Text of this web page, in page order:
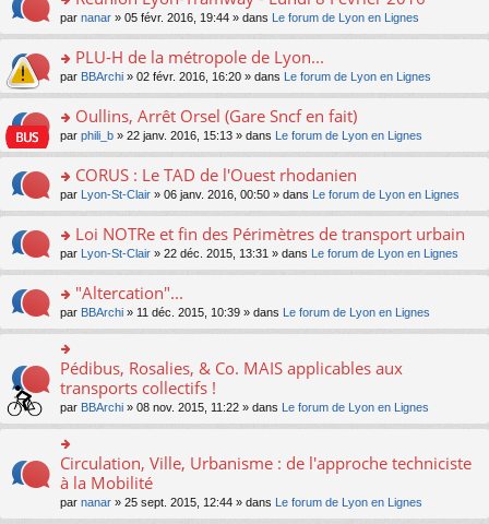
e
pl
u
s
ré
e
lu
le
pl
u
s
c
e
nt
a
e
n
o
lu
le
pl
u
s
e
nt
m
e
s
a
g
e
n
lu
le
pl
u
ré
c
e
nt
o
n
ult
er
le
m
e
a
g
e
n
n
le
pl
u
s
ré
c
e
nt
par nanar » 05 févr. 2016, 19:44 » dans Le forum de Lyon en Lignes
o
n
ult
er
le
m
e
a
g
e
n
n
le
pl
u
s
c
nt
PLU-H de la métropole de Lyon...
par BBArchi » 02 févr. 2016, 16:20 » dans Le forum de Lyon en Lignes
o
n
ult
er
le
m
e
a
g
e
n
o
n
lu
le
pl
u
s
ré
e
Oullins, Arrêt Orsel (Gare Sncf en fait)
par phili_b » 22 janv. 2016, 15:13 » dans Le forum de Lyon en Lignes
o
n
ult
er
le
m
e
s
g
e
n
o
n
lu
le
pl
u
CORUS : Le TAD de l'Ouest rhodanien
par Lyon-St-Clair » 06 janv. 2016, 00:50 » dans Le forum de Lyon en Lignes
o
n
ult
er
le
m
e
s
a
e
n
o
n
Loi NOTRe et fin des Périmètres de transport urbain
par Lyon-St-Clair » 22 déc. 2015, 13:31 » dans Le forum de Lyon en Lignes
o
n
s
ult
er
le
m
e
s
s
a
g
e
"Altercation"...
par BBArchi » 11 déc. 2015, 10:39 » dans Le forum de Lyon en Lignes
o
n
ult
er
le
m
e
s
Pédibus, Rosalies, & Co. MAIS applicables aux
transports collectifs !
par BBArchi » 08 nov. 2015, 11:22 » dans Le forum de Lyon en Lignes
o
n
ult
Circulation, Ville, Urbanisme : de l'approche techniciste
à la Mobilité
par nanar » 25 sept. 2015, 12:44 » dans Le forum de Lyon en Lignes